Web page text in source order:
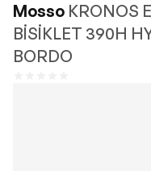
Mosso KRONOS
BİSİKLET 390H
BORDO